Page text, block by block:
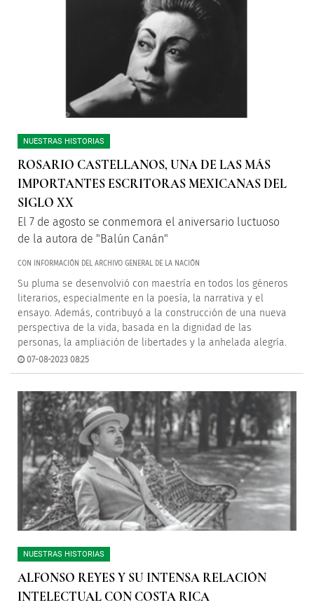
NUESTRAS HISTORIAS
ROSARIO CASTELLANOS, UNA DE LAS MÁS
IMPORTANTES ESCRITORAS MEXICANAS DEL
SIGLO XX
El 7 de agosto se conmemora el aniversario luctuoso
de la autora de "Balún Canán"
CON INFORMACIÓN DEL ARCHIVO GENERAL DE LA NACIÓN
Su pluma se desenvolvió con maestría en todos los géneros
literarios, especialmente en la poesía, la narrativa y el
ensayo. Además, contribuyó a la construcción de una nueva
perspectiva de la vida, basada en la dignidad de las
personas, la ampliación de libertades y la anhelada alegría.
07-08-2023 08:25
NUESTRAS HISTORIAS
ALFONSO REYES Y SU INTENSA RELACIÓN
INTELECTUAL CON COSTA RICA